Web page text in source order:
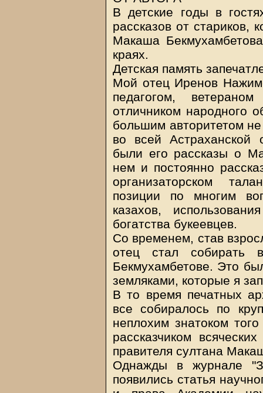
В детские годы в
рассказов от стариков,
Макаша
краях.
Детская память
Мой отец Иренов
педагогом,
отличником народного
большим авторитетом
во всей Астраханской
были его рассказы о
нем и постоянно
организаторском
позиции по многим
казахов,
богатства букеевцев.
Со временем, став
отец стал собирать
Бекмухамбетове. Это
земляками, которые я
В то время печатных
все собиралось по
неплохим знатоком
рассказчиком
правителя султана
Однажды в журнале
появились статья